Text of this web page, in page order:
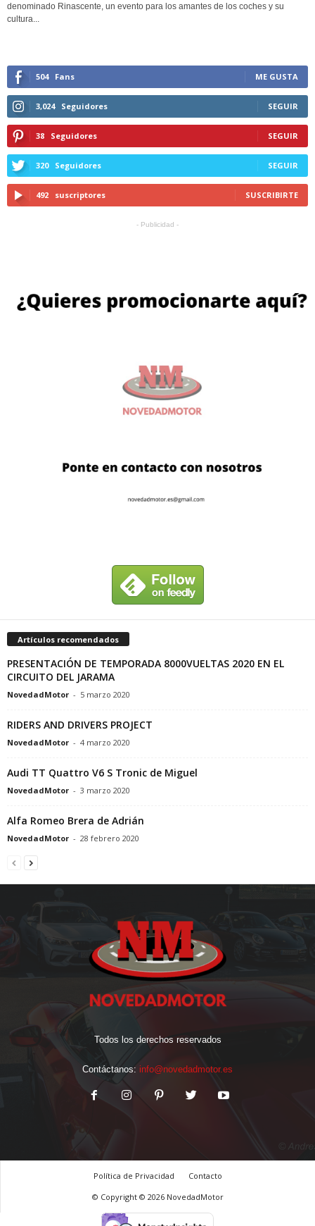
denominado Rinascente, un evento para los amantes de los coches y su
cultura...
504 Fans ME GUSTA
3,024 Seguidores SEGUIR
38 Seguidores SEGUIR
320 Seguidores SEGUIR
492 suscriptores SUSCRIBIRTE
- Publicidad -
Artículos recomendados
PRESENTACIÓN DE TEMPORADA 8000VUELTAS 2020 EN EL
CIRCUITO DEL JARAMA
NovedadMotor - 5 marzo 2020
RIDERS AND DRIVERS PROJECT
NovedadMotor - 4 marzo 2020
Audi TT Quattro V6 S Tronic de Miguel
NovedadMotor - 3 marzo 2020
Alfa Romeo Brera de Adrián
NovedadMotor - 28 febrero 2020
Todos los derechos reservados
Contáctanos: info@novedadmotor.es
Política de Privacidad
Contacto
© Copyright © 2026 NovedadMotor